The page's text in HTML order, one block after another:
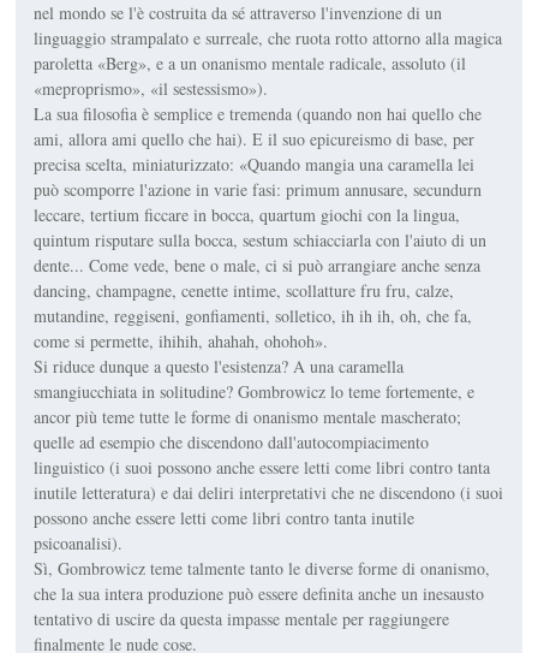
nel mondo se l'è costruita da sé attraverso l'invenzione di un
linguaggio strampalato e surreale, che ruota rotto attorno alla magica
paroletta «Berg», e a un onanismo mentale radicale, assoluto (il
«meproprismo», «il sestessismo»).
La sua filosofia è semplice e tremenda (quando non hai quello che
ami, allora ami quello che hai). E il suo epicureismo di base, per
precisa scelta, miniaturizzato: «Quando mangia una caramella lei
può scomporre l'azione in varie fasi: primum annusare, secundurn
leccare, tertium ficcare in bocca, quartum giochi con la lingua,
quintum risputare sulla bocca, sestum schiacciarla con l'aiuto di un
dente... Come vede, bene o male, ci si può arrangiare anche senza
dancing, champagne, cenette intime, scollatture fru fru, calze,
mutandine, reggiseni, gonfiamenti, solletico, ih ih ih, oh, che fa,
come si permette, ihihih, ahahah, ohohoh».
Si riduce dunque a questo l'esistenza? A una caramella
smangiucchiata in solitudine? Gombrowicz lo teme fortemente, e
ancor più teme tutte le forme di onanismo mentale mascherato;
quelle ad esempio che discendono dall'autocompiacimento
linguistico (i suoi possono anche essere letti come libri contro tanta
inutile letteratura) e dai deliri interpretativi che ne discendono (i suoi
possono anche essere letti come libri contro tanta inutile
psicoanalisi).
Sì, Gombrowicz teme talmente tanto le diverse forme di onanismo,
che la sua intera produzione può essere definita anche un inesausto
tentativo di uscire da questa impasse mentale per raggiungere
finalmente le nude cose.